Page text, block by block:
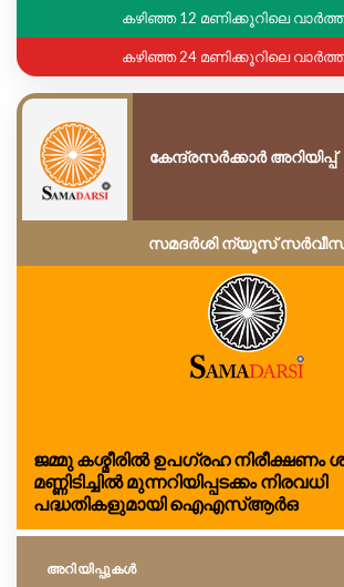
കഴിഞ്ഞ 12 മണിക്കൂറിലെ
കഴിഞ്ഞ 24 മണിക്കൂറിലെ
കേന്ദ്രസർക്കാർ അറിയിപ്പ്
സമദർശി ന്യൂസ്
ജമ്മു കശ്മീരിൽ ഉപഗ്രഹ നിരീക്ഷണം
മണ്ണിടിച്ചിൽ മുന്നറിയിപ്പടക്കം നിരവധി
പദ്ധതികളുമായി ഐഎസ്ആർഒ
അറിയിപ്പുകള്‍